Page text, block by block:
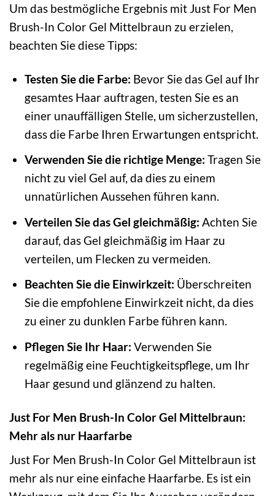
Um das bestmögliche Ergebnis mit Just For Men
Brush-In Color Gel Mittelbraun zu erzielen,
beachten Sie diese Tipps:
Testen Sie die Farbe: Bevor Sie das Gel auf Ihr
gesamtes Haar auftragen, testen Sie es an
einer unauffälligen Stelle, um sicherzustellen,
dass die Farbe Ihren Erwartungen entspricht.
Verwenden Sie die richtige Menge: Tragen Sie
nicht zu viel Gel auf, da dies zu einem
unnatürlichen Aussehen führen kann.
Verteilen Sie das Gel gleichmäßig: Achten Sie
darauf, das Gel gleichmäßig im Haar zu
verteilen, um Flecken zu vermeiden.
Beachten Sie die Einwirkzeit: Überschreiten
Sie die empfohlene Einwirkzeit nicht, da dies
zu einer zu dunklen Farbe führen kann.
Pflegen Sie Ihr Haar: Verwenden Sie
regelmäßig eine Feuchtigkeitspflege, um Ihr
Haar gesund und glänzend zu halten.
Just For Men Brush-In Color Gel Mittelbraun:
Mehr als nur Haarfarbe
Just For Men Brush-In Color Gel Mittelbraun ist
mehr als nur eine einfache Haarfarbe. Es ist ein